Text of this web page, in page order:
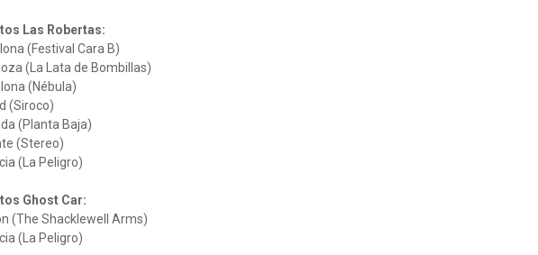
Las Robertas:
(Festival Cara B)
(La Lata de Bombillas)
(Nébula)
(Siroco)
(Planta Baja)
(Stereo)
(La Peligro)
Ghost Car:
(The Shacklewell Arms)
(La Peligro)